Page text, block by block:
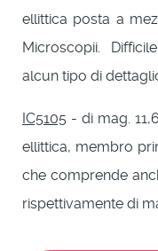
ellittica posta a
Microscopii.
alcun tipo di
IC5105 - di mag.
ellittica, membro
che comprende
rispettivamente di